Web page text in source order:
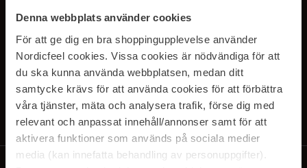
Denna webbplats använder cookies
För att ge dig en bra shoppingupplevelse använder
Nordicfeel cookies. Vissa cookies är nödvändiga för att
du ska kunna använda webbplatsen, medan ditt
samtycke krävs för att använda cookies för att förbättra
våra tjänster, mäta och analysera trafik, förse dig med
relevant och anpassat innehåll/annonser samt för att
aktivera funktioner som används på sociala medier
media (kan innefatta behandling av personuppgifter).
SUBSCRIBE TO OUR
NEWSLETTER
E-postadresse
Ved å abonnere godtar du vårpersonvernerklæring. Du kan melde deg